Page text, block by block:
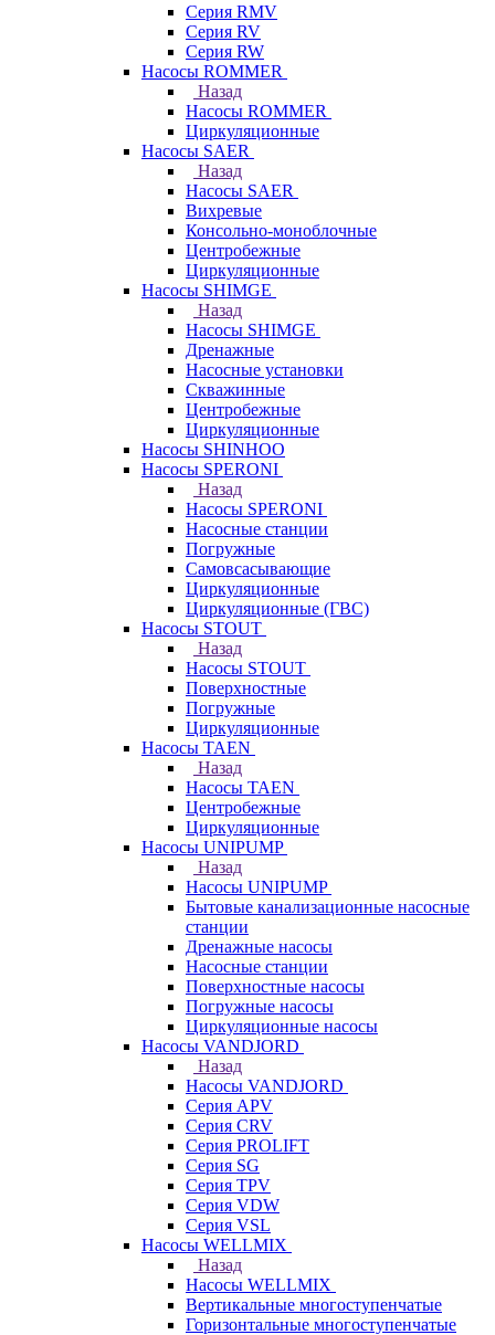
Серия RMV
Серия RV
Серия RW
Насосы ROMMER
Назад
Насосы ROMMER
Циркуляционные
Насосы SAER
Назад
Насосы SAER
Вихревые
Консольно-моноблочные
Центробежные
Циркуляционные
Насосы SHIMGE
Назад
Насосы SHIMGE
Дренажные
Насосные установки
Скважинные
Центробежные
Циркуляционные
Насосы SHINHOO
Насосы SPERONI
Назад
Насосы SPERONI
Насосные станции
Погружные
Самовсасывающие
Циркуляционные
Циркуляционные (ГВС)
Насосы STOUT
Назад
Насосы STOUT
Поверхностные
Погружные
Циркуляционные
Насосы TAEN
Назад
Насосы TAEN
Центробежные
Циркуляционные
Насосы UNIPUMP
Назад
Насосы UNIPUMP
Бытовые канализационные насосные
станции
Дренажные насосы
Насосные станции
Поверхностные насосы
Погружные насосы
Циркуляционные насосы
Насосы VANDJORD
Назад
Насосы VANDJORD
Серия APV
Серия CRV
Серия PROLIFT
Серия SG
Серия TPV
Серия VDW
Серия VSL
Насосы WELLMIX
Назад
Насосы WELLMIX
Вертикальные многоступенчатые
Горизонтальные многоступенчатые